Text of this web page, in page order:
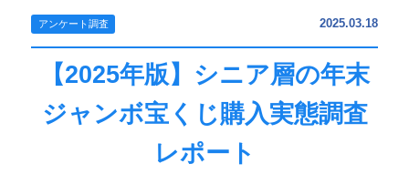
アンケート調査 2025.03.18
【2025年版】シニア層の年末
ジャンボ宝くじ購入実態調査
レポート